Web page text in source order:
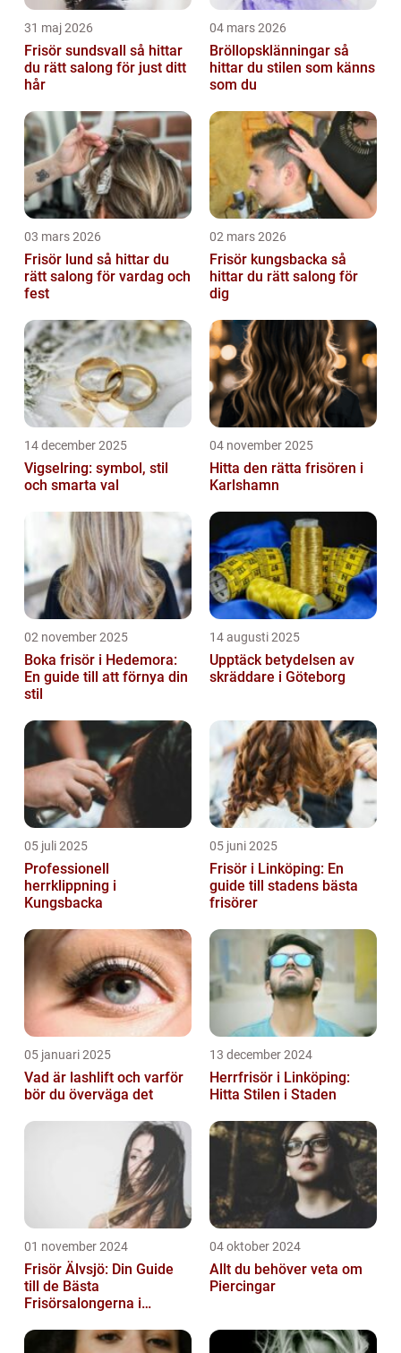
31 maj 2026
Frisör sundsvall så hittar
du rätt salong för just ditt
hår
04 mars 2026
Bröllopsklänningar så
hittar du stilen som känns
som du
03 mars 2026
Frisör lund så hittar du
rätt salong för vardag och
fest
02 mars 2026
Frisör kungsbacka så
hittar du rätt salong för
dig
14 december 2025
Vigselring: symbol, stil
och smarta val
04 november 2025
Hitta den rätta frisören i
Karlshamn
02 november 2025
Boka frisör i Hedemora:
En guide till att förnya din
stil
14 augusti 2025
Upptäck betydelsen av
skräddare i Göteborg
05 juli 2025
Professionell
herrklippning i
Kungsbacka
05 juni 2025
Frisör i Linköping: En
guide till stadens bästa
frisörer
05 januari 2025
Vad är lashlift och varför
bör du överväga det
13 december 2024
Herrfrisör i Linköping:
Hitta Stilen i Staden
01 november 2024
Frisör Älvsjö: Din Guide
till de Bästa
Frisörsalongerna i
04 oktober 2024
Allt du behöver veta om
Piercingar